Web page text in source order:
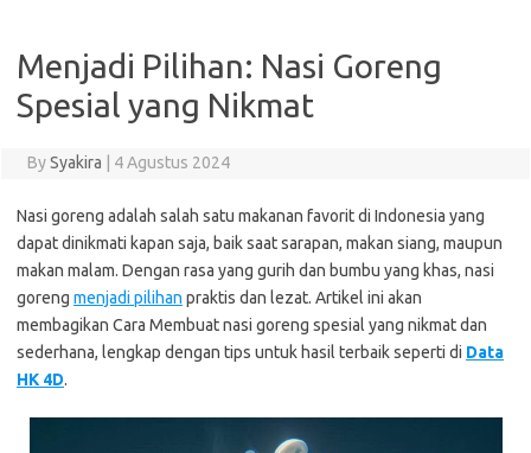
Menjadi Pilihan: Nasi Goreng
Spesial yang Nikmat
BySyakira 4 Agustus 2024
Nasi goreng adalah salah satu makanan favorit di Indonesia yang
dapat dinikmati kapan saja, baik saat sarapan, makan siang, maupun
makan malam. Dengan rasa yang gurih dan bumbu yang khas, nasi
goreng menjadi pilihan praktis dan lezat. Artikel ini akan
membagikan Cara Membuat nasi goreng spesial yang nikmat dan
sederhana, lengkap dengan tips untuk hasil terbaik seperti di Data
HK 4D.